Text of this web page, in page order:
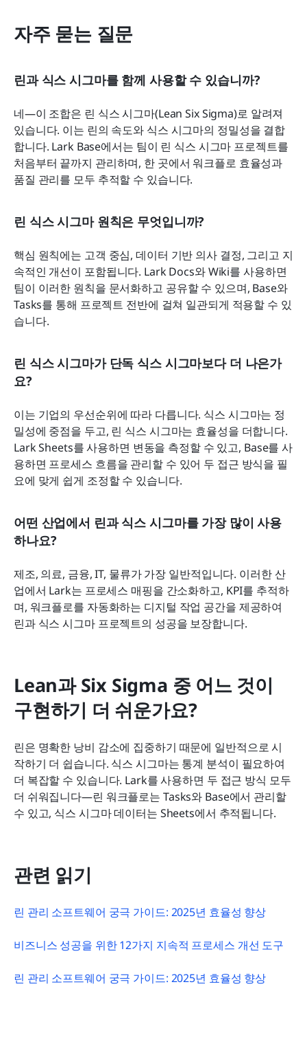
자주 묻는 질문
린과 식스 시그마를 함께 사용할 수 있습니까?
네—이 조합은 린 식스 시그마(Lean Six Sigma)로 알려져
있습니다. 이는 린의 속도와 식스 시그마의 정밀성을 결합
합니다. Lark Base에서는 팀이 린 식스 시그마 프로젝트를
처음부터 끝까지 관리하며, 한 곳에서 워크플로 효율성과
품질 관리를 모두 추적할 수 있습니다.
린 식스 시그마 원칙은 무엇입니까?
핵심 원칙에는 고객 중심, 데이터 기반 의사 결정, 그리고 지
속적인 개선이 포함됩니다. Lark Docs와 Wiki를 사용하면
팀이 이러한 원칙을 문서화하고 공유할 수 있으며, Base와
Tasks를 통해 프로젝트 전반에 걸쳐 일관되게 적용할 수 있
습니다.
린 식스 시그마가 단독 식스 시그마보다 더 나은가
요?
이는 기업의 우선순위에 따라 다릅니다. 식스 시그마는 정
밀성에 중점을 두고, 린 식스 시그마는 효율성을 더합니다.
Lark Sheets를 사용하면 변동을 측정할 수 있고, Base를 사
용하면 프로세스 흐름을 관리할 수 있어 두 접근 방식을 필
요에 맞게 쉽게 조정할 수 있습니다.
어떤 산업에서 린과 식스 시그마를 가장 많이 사용
하나요?
제조, 의료, 금융, IT, 물류가 가장 일반적입니다. 이러한 산
업에서 Lark는 프로세스 매핑을 간소화하고, KPI를 추적하
며, 워크플로를 자동화하는 디지털 작업 공간을 제공하여
린과 식스 시그마 프로젝트의 성공을 보장합니다.
Lean과 Six Sigma 중 어느 것이
구현하기 더 쉬운가요?
린은 명확한 낭비 감소에 집중하기 때문에 일반적으로 시
작하기 더 쉽습니다. 식스 시그마는 통계 분석이 필요하여
더 복잡할 수 있습니다. Lark를 사용하면 두 접근 방식 모두
더 쉬워집니다—린 워크플로는 Tasks와 Base에서 관리할
수 있고, 식스 시그마 데이터는 Sheets에서 추적됩니다.
관련 읽기
린 관리 소프트웨어 궁극 가이드: 2025년 효율성 향상
비즈니스 성공을 위한 12가지 지속적 프로세스 개선 도구
린 관리 소프트웨어 궁극 가이드: 2025년 효율성 향상